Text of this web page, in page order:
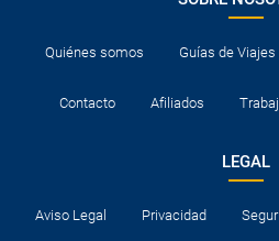
Quiénes somos Guías de Viajes
Contacto Afiliados
LEGAL
Aviso Legal Privacidad